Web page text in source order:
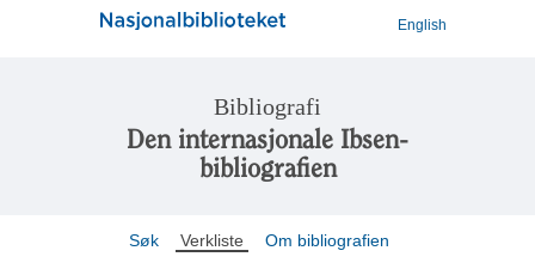
English
Bibliografi
Den internasjonale Ibsen-
bibliografien
Søk Verkliste Om bibliografien